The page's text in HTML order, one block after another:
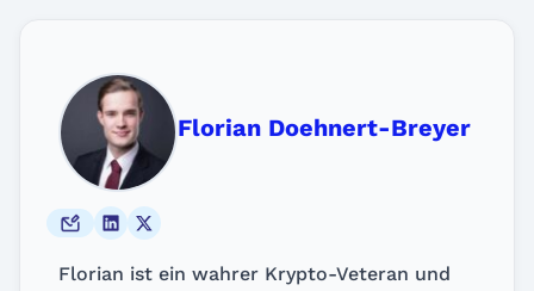
Florian Doehnert-Breyer
Florian ist ein wahrer Krypto-Veteran und